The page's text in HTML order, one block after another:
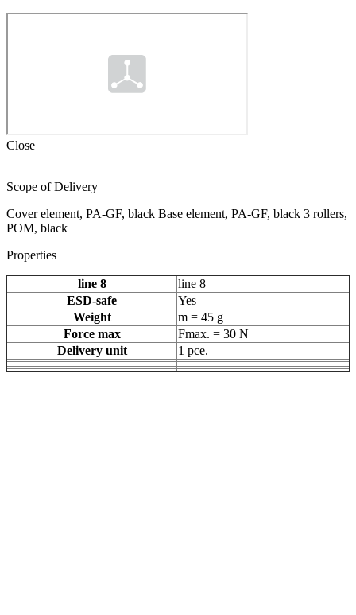
Close
Scope of Delivery
Cover element, PA-GF, black Base element, PA-GF, black 3 rollers,
POM, black
Properties
line 8
line 8
ESD-safe
Yes
Weight
m = 45 g
Force max
Fmax. = 30 N
Delivery unit
1 pce.